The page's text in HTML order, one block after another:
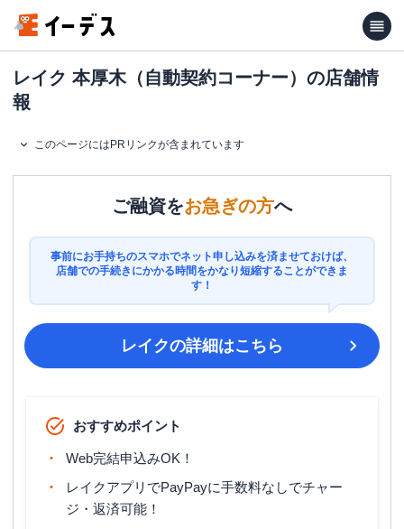
レイク 本厚木（自動契約コーナー）の店舗情
報
このページにはPRリンクが含まれています
ご融資をお急ぎの方へ
事前にお手持ちのスマホでネット申し込みを済ませておけば、
店舗での手続きにかかる時間をかなり短縮することができま
す！
レイクの詳細はこちら
おすすめポイント
Web完結申込みOK！
レイクアプリでPayPayに手数料なしでチャー
ジ・返済可能！